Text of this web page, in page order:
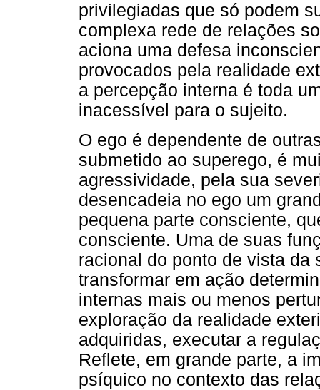
privilegiadas que só podem
complexa rede de relações
aciona uma defesa
provocados pela realidade
a percepção interna é toda
inacessível para o sujeito.
O ego é dependente de
submetido ao superego, é
agressividade, pela sua
desencadeia no ego um
pequena parte consciente,
consciente. Uma de suas
racional do ponto de vista da
transformar em ação
internas mais ou menos
exploração da realidade
adquiridas, executar a
Reflete, em grande parte, a
psíquico no contexto das